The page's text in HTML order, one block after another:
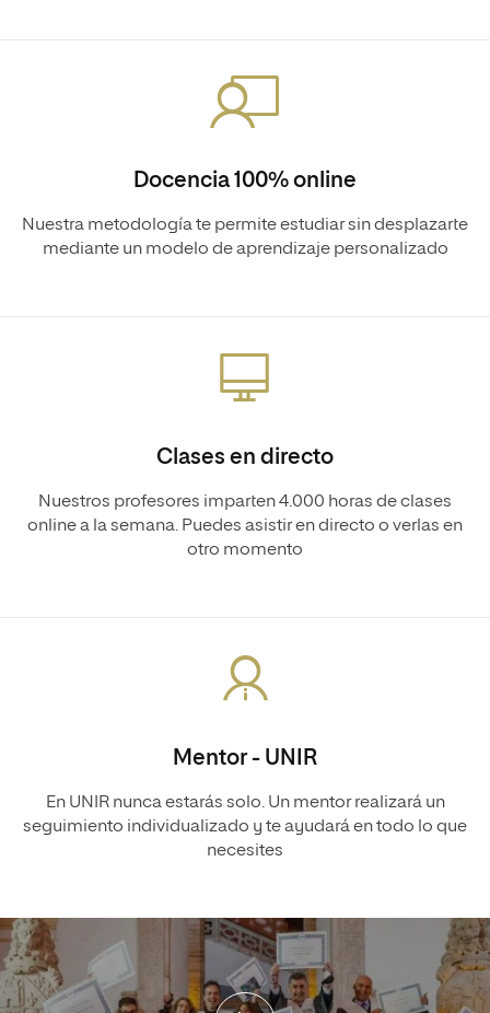
Docencia 100% online
Nuestra metodología te permite estudiar sin desplazarte
mediante un modelo de aprendizaje personalizado
Clases en directo
Nuestros profesores imparten 4.000 horas de clases
online a la semana. Puedes asistir en directo o verlas en
otro momento
Mentor - UNIR
En UNIR nunca estarás solo. Un mentor realizará un
seguimiento individualizado y te ayudará en todo lo que
necesites